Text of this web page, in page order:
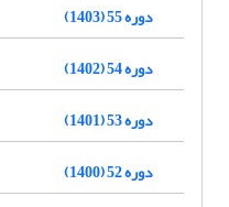
دوره 55 (1403)
دوره 54 (1402)
دوره 53 (1401)
دوره 52 (1400)